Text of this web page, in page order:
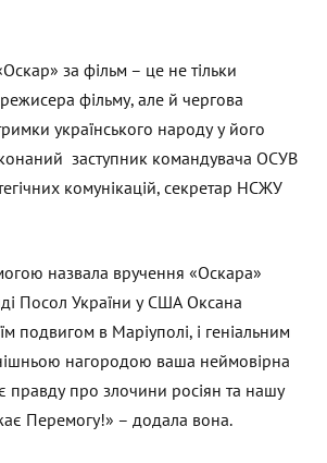
за фільм – це не тільки
фільму, але й чергова
українського народу у його
заступник командувача ОСУВ
комунікацій, секретар НСЖУ
назвала вручення «Оскара»
Посол України у США Оксана
подвигом в Маріуполі, і геніальним
нагородою ваша неймовірна
про злочини росіян та нашу
Перемогу!» – додала вона.